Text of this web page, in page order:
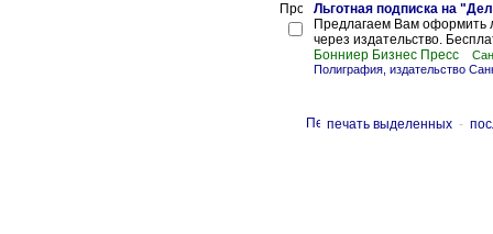
Льготная подписка на
Предлагаем Вам оформить
через издательство.
Бонниер Бизнес Пресc
Полиграфия, издательство
печать выделенных -